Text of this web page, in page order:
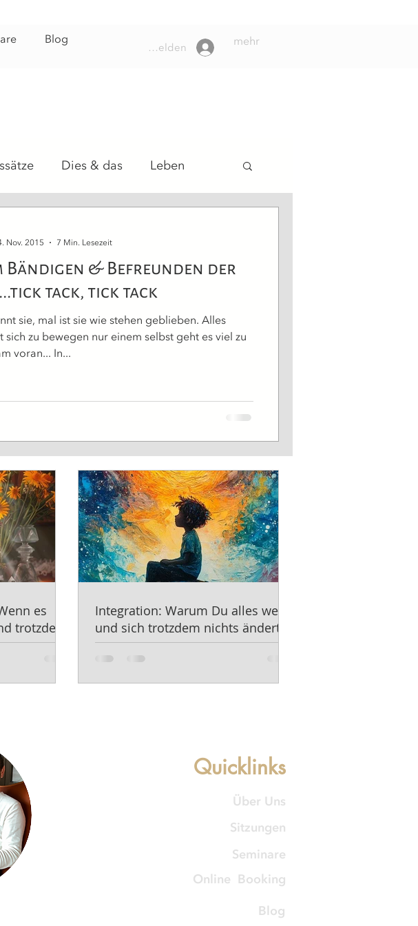
Anmelden
Blog mehr
Dies & das Leben
Bändigen & Befreunden der
tack, tick tack
sie, mal ist sie wie stehen geblieben. Alles
sich zu bewegen nur einem selbst geht es viel zu
voran... In...
Nov. 2015
7 Min. Lesezeit
es
trotzdem
Integration: Warum Du alles weißt
und sich trotzdem nichts ändert.
Quicklinks
Über Uns
Sitzungen
Seminare
Online Booking
Blog